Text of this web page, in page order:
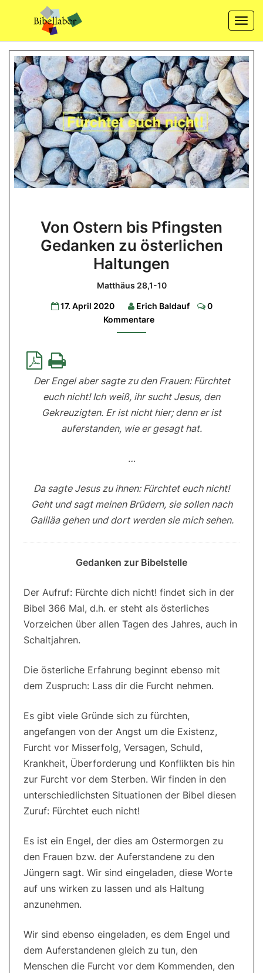
content
Ostern
bis
Pfingsten
zu
österlichen
Haltungen
Von Ostern bis Pfingsten
Gedanken zu österlichen
Haltungen
Matthäus 28,1-10
17. April 2020 Erich Baldauf Comments
0
Kommentare
Der Engel aber sagte zu den Frauen: Fürchtet
euch nicht! Ich weiß, ihr sucht Jesus, den
Gekreuzigten. Er ist nicht hier; denn er ist
auferstanden, wie er gesagt hat.
…
Da sagte Jesus zu ihnen: Fürchtet euch nicht!
Geht und sagt meinen Brüdern, sie sollen nach
Galiläa gehen und dort werden sie mich sehen.
Gedanken zur Bibelstelle
Der Aufruf: Fürchte dich nicht! findet sich in der
Bibel 366 Mal, d.h. er steht als österliches
Vorzeichen über allen Tagen des Jahres, auch in
Schaltjahren.
Die österliche Erfahrung beginnt ebenso mit
dem Zuspruch: Lass dir die Furcht nehmen.
Es gibt viele Gründe sich zu fürchten,
angefangen von der Angst um die Existenz,
Furcht vor Misserfolg, Versagen, Schuld,
Krankheit, Überforderung und Konflikten bis hin
zur Furcht vor dem Sterben. Wir finden in den
unterschiedlichsten Situationen der Bibel diesen
Zuruf: Fürchtet euch nicht!
Es ist ein Engel, der dies am Ostermorgen zu
den Frauen bzw. der Auferstandene zu den
Jüngern sagt. Wir sind eingeladen, diese Worte
auf uns wirken zu lassen und als Haltung
anzunehmen.
Wir sind ebenso eingeladen, es dem Engel und
dem Auferstandenen gleich zu tun, den
Menschen die Furcht vor dem Kommenden, den